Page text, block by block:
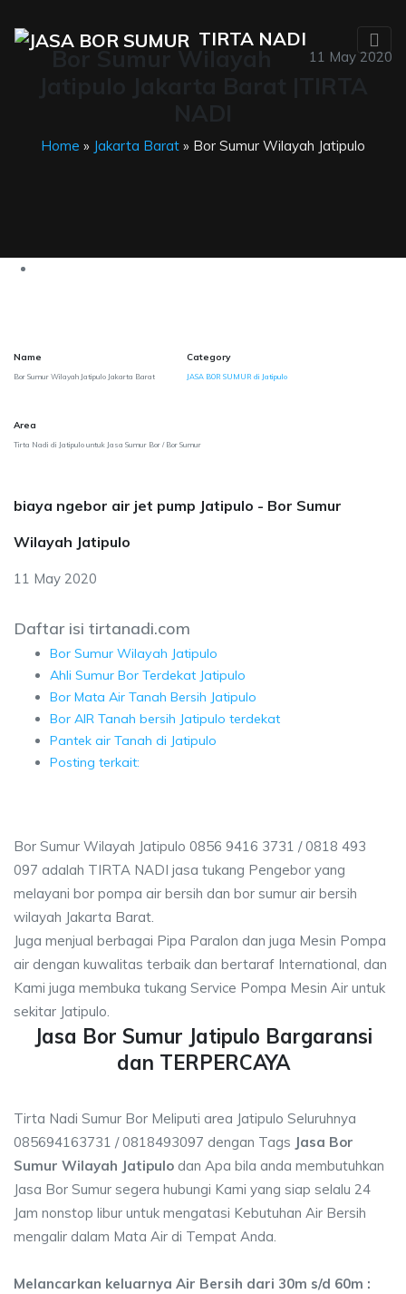
TIRTA NADI
11 May 2020
Home » Jakarta Barat » Bor Sumur Wilayah Jatipulo
Name
Bor Sumur Wilayah Jatipulo Jakarta Barat
Category
JASA BOR SUMUR di Jatipulo
Area
Tirta Nadi di Jatipulo untuk Jasa Sumur Bor / Bor Sumur
biaya ngebor air jet pump Jatipulo - Bor Sumur
Wilayah Jatipulo
11 May 2020
Daftar isi tirtanadi.com
Bor Sumur Wilayah Jatipulo
Ahli Sumur Bor Terdekat Jatipulo
Bor Mata Air Tanah Bersih Jatipulo
Bor AIR Tanah bersih Jatipulo terdekat
Pantek air Tanah di Jatipulo
Posting terkait:
Bor Sumur Wilayah Jatipulo 0856 9416 3731 / 0818 493
097 adalah TIRTA NADI jasa tukang Pengebor yang
melayani bor pompa air bersih dan bor sumur air bersih
wilayah Jakarta Barat.
Juga menjual berbagai Pipa Paralon dan juga Mesin Pompa
air dengan kuwalitas terbaik dan bertaraf International, dan
Kami juga membuka tukang Service Pompa Mesin Air untuk
sekitar Jatipulo.
Jasa Bor Sumur Jatipulo Bargaransi
dan TERPERCAYA
Tirta Nadi Sumur Bor Meliputi area Jatipulo Seluruhnya
085694163731 / 0818493097 dengan Tags Jasa Bor
Sumur Wilayah Jatipulo dan Apa bila anda membutuhkan
Jasa Bor Sumur segera hubungi Kami yang siap selalu 24
Jam nonstop libur untuk mengatasi Kebutuhan Air Bersih
mengalir dalam Mata Air di Tempat Anda.
Melancarkan keluarnya Air Bersih dari 30m s/d 60m :